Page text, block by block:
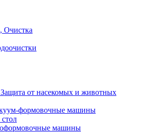
Очистка
Защита от насекомых и животных
формовочные машины
машины